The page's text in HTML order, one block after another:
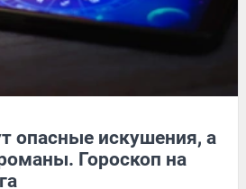
опасные искушения, а
Гороскоп на